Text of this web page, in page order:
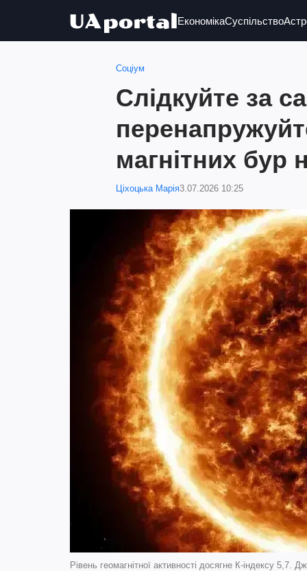
ЕкономікаСуспільство
Соціум
Слідкуйте за
магнітних бур
Ціхоцька Марія3.07.2026 10:25
Рівень геомагнітної активності досягне К-індексу 5,7.